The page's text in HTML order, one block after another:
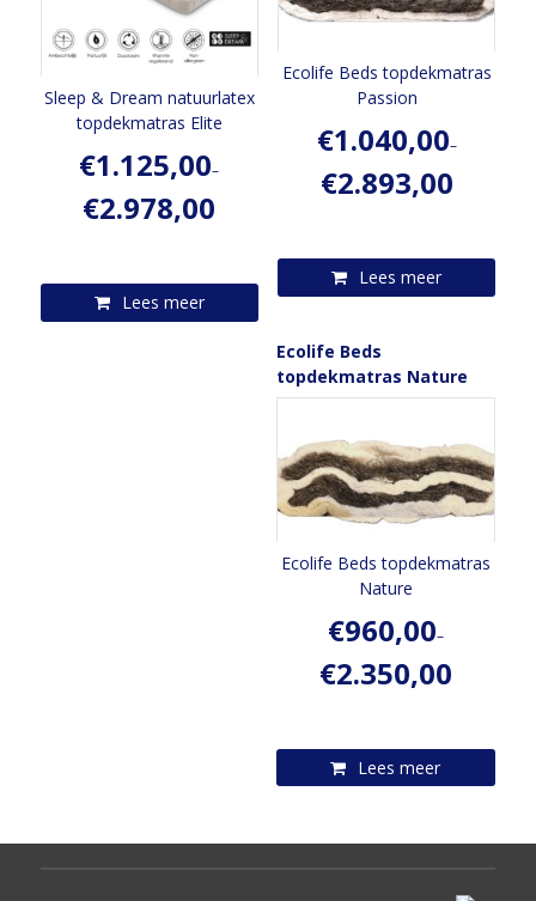
Sleep & Dream natuurlatex
topdekmatras Elite
€1.125,00–
€2.978,00
Lees meer
Ecolife Beds topdekmatras
Passion
€1.040,00–
€2.893,00
Lees meer
Ecolife Beds
topdekmatras Nature
Ecolife Beds topdekmatras
Nature
€960,00–
€2.350,00
Lees meer